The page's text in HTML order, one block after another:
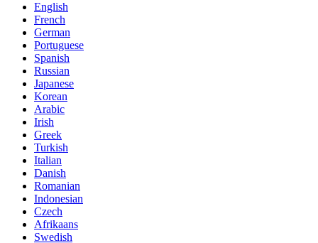
English
French
German
Portuguese
Spanish
Russian
Japanese
Korean
Arabic
Irish
Greek
Turkish
Italian
Danish
Romanian
Indonesian
Czech
Afrikaans
Swedish